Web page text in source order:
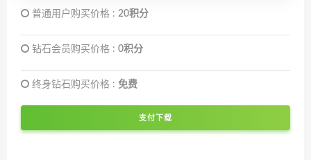
普通用户购买价格 : 20积分
钻石会员购买价格 : 0积分
终身钻石购买价格 : 免费
支付下载